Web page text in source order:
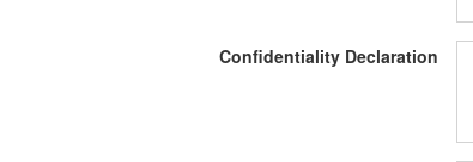
Confidentiality Declaration